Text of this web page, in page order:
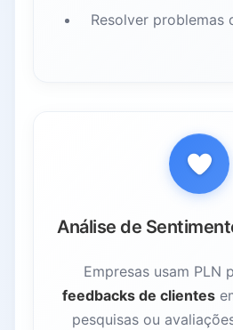
Resolver problemas
Análise de
Empresas usam PLN
feedbacks de clientes
pesquisas ou